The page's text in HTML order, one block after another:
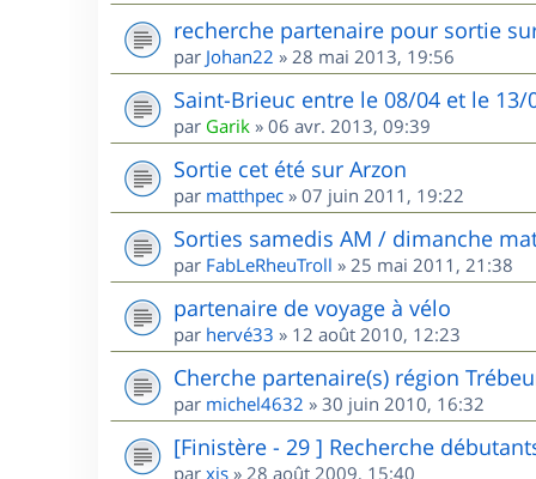
recherche partenaire pour sortie
par Johan22 » 28 mai 2013, 19:56
Saint-Brieuc entre le 08/04 et le 13/
par Garik » 06 avr. 2013, 09:39
Sortie cet été sur Arzon
par matthpec » 07 juin 2011, 19:22
Sorties samedis AM / dimanche
par FabLeRheuTroll » 25 mai 2011, 21:38
partenaire de voyage à vélo
par hervé33 » 12 août 2010, 12:23
Cherche partenaire(s) région
par michel4632 » 30 juin 2010, 16:32
[Finistère - 29 ] Recherche
par xis » 28 août 2009, 15:40